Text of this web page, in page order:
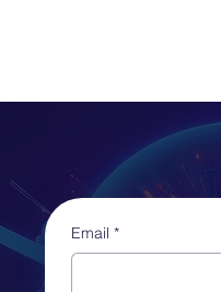
Email *